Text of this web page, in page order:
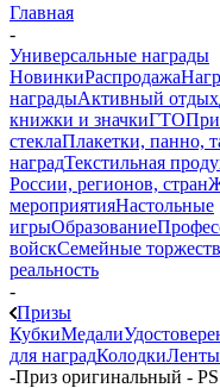
Главная
-
Универсальные награды
НовинкиРаспродажа
наградыАктивный отдых
книжки и значкиГТО
стеклаПлакетки, панно,
наградТекстильная
России, регионов, стран
мероприятияНастольные
игрыОбразование
войскСемейные
реальность
-
Призы
КубкиМедали
для наградКолодкиЛенты
-Приз оригинальный -